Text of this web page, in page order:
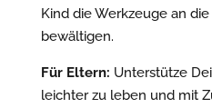
Kind die Werkzeuge an
bewältigen.
Für Eltern: Unterstütze
leichter zu leben und mit